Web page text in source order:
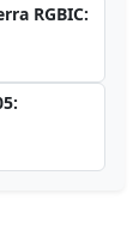
RGBIC: